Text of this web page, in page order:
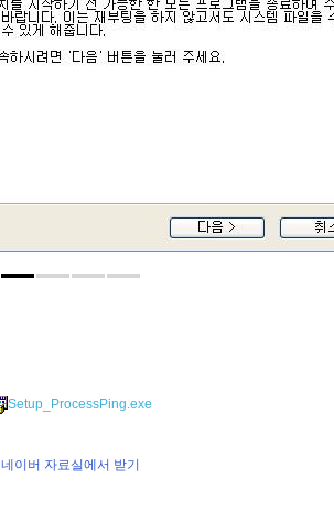
Setup_ProcessPing.exe
네이버 자료실에서 받기